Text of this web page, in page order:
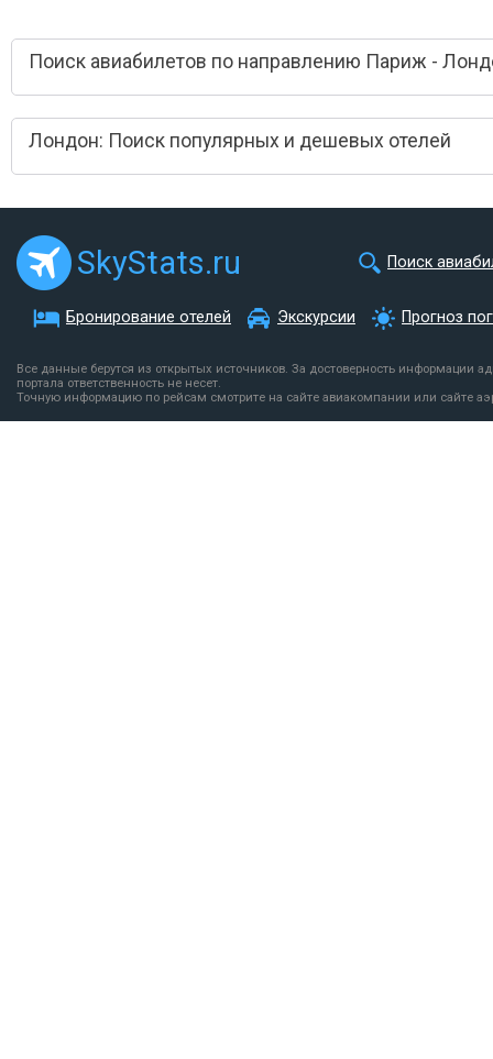
Поиск авиабилетов по направлению Париж -
Лондон: Поиск популярных и дешевых отелей
SkyStats.ru Поиск
Бронирование отелей Экскурсии Прогноз
Все данные берутся из открытых источников. За достоверность информации
портала ответственность не несет.
Точную информацию по рейсам смотрите на сайте авиакомпании или сайте